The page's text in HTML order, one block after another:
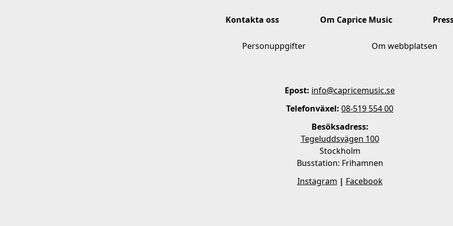
Kontakta oss Om Caprice Music
Personuppgifter Om webbplatsen
Epost: info@capricemusic.se
Telefonväxel: 08-519 554 00
Besöksadress:
Tegeluddsvägen 100
Stockholm
Busstation: Frihamnen
Instagram | Facebook